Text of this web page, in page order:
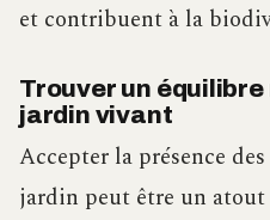
et contribuent à la
Trouver un
jardin vivant
Accepter la présence
jardin peut être un